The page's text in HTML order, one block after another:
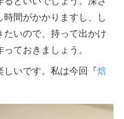
間がかかりますし、し
いので、持って出かけ
ておきましょう。
いです。私は今回『焙